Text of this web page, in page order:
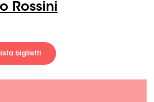
Rossini
biglietti